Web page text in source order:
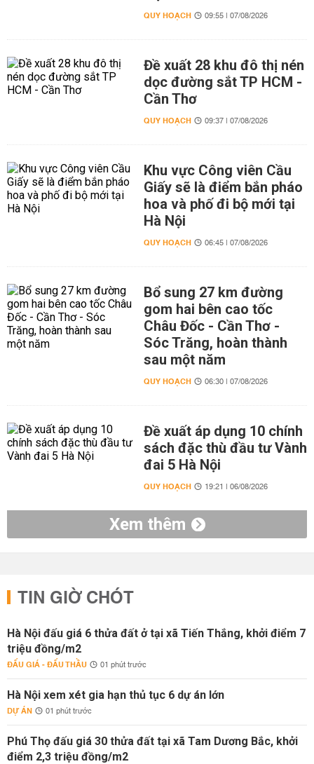
QUY HOẠCH 09:55 | 07/08/2026
Đề xuất 28 khu đô thị nén
dọc đường sắt TP HCM -
Cần Thơ
QUY HOẠCH 09:37 | 07/08/2026
Khu vực Công viên Cầu
Giấy sẽ là điểm bắn pháo
hoa và phố đi bộ mới tại
Hà Nội
QUY HOẠCH 06:45 | 07/08/2026
Bổ sung 27 km đường
gom hai bên cao tốc
Châu Đốc - Cần Thơ -
Sóc Trăng, hoàn thành
sau một năm
QUY HOẠCH 06:30 | 07/08/2026
Đề xuất áp dụng 10 chính
sách đặc thù đầu tư Vành
đai 5 Hà Nội
QUY HOẠCH 19:21 | 06/08/2026
Xem thêm
TIN GIỜ CHÓT
Hà Nội đấu giá 6 thửa đất ở tại xã Tiến Thắng, khởi điểm 7
triệu đồng/m2
ĐẤU GIÁ - ĐẤU THẦU 01 phút trước
Hà Nội xem xét gia hạn thủ tục 6 dự án lớn
DỰ ÁN 01 phút trước
Phú Thọ đấu giá 30 thửa đất tại xã Tam Dương Bắc, khởi
điểm 2,3 triệu đồng/m2